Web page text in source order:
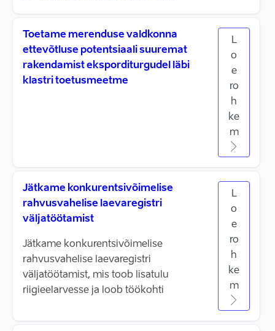
Toetame merenduse valdkonna
ettevõtluse potentsiaali suuremat
rakendamist eksporditurgudel läbi
klastri toetusmeetme
L
o
e
ro
h
ke
m
Jätkame konkurentsivõimelise
rahvusvahelise laevaregistri
väljatöötamist
Jätkame konkurentsivõimelise
rahvusvahelise laevaregistri
väljatöötamist, mis toob lisatulu
riigieelarvesse ja loob töökohti
L
o
e
ro
h
ke
m